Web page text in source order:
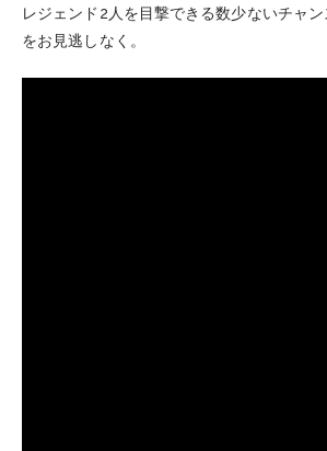
レジェンド2人を目撃できる数少ないチャ
をお見逃しなく。